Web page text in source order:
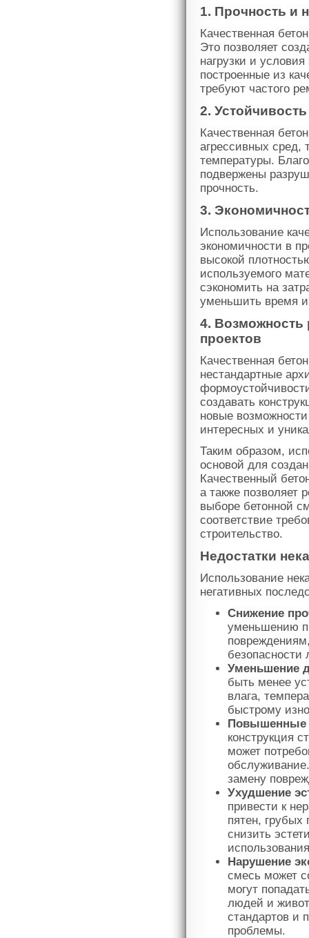
1. Прочность и
Качественная
Это позволяет
нагрузки и
построенные из
требуют частого
2.
Качественная
агрессивных сред,
температуры.
подвержены
прочность.
3.
Использование
экономичности в
высокой
используемого
сэкономить на
уменьшить время и
4. Возможность
проектов
Качественная
нестандартные
создавать
новые возможности
интересных и
Таким образом,
основой для
Качественный
а также позволяет
выборе бетонной
соответствие
строительство.
Недостатки
Использование
негативных
Снижение
уменьшению
Уменьшение
быть менее
влага,
быстрому
Повышенные
конструкция
может
замену
Ухудшение
привести к
пятен, грубых
снизить
Нарушение
смесь может
могут
людей и
стандартов и
проблемы.